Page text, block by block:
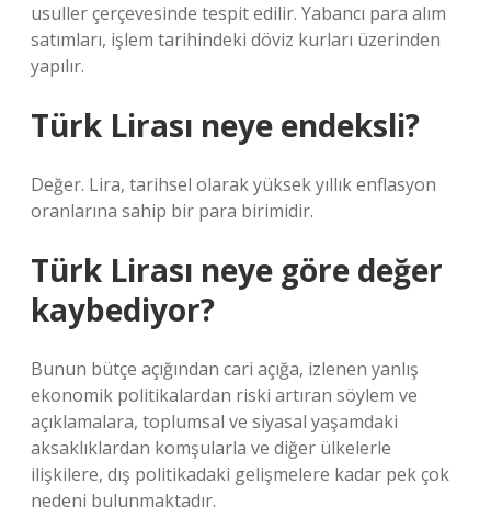
usuller çerçevesinde tespit edilir. Yabancı para alım
satımları, işlem tarihindeki döviz kurları üzerinden
yapılır.
Türk Lirası neye endeksli?
Değer. Lira, tarihsel olarak yüksek yıllık enflasyon
oranlarına sahip bir para birimidir.
Türk Lirası neye göre değer
kaybediyor?
Bunun bütçe açığından cari açığa, izlenen yanlış
ekonomik politikalardan riski artıran söylem ve
açıklamalara, toplumsal ve siyasal yaşamdaki
aksaklıklardan komşularla ve diğer ülkelerle
ilişkilere, dış politikadaki gelişmelere kadar pek çok
nedeni bulunmaktadır.